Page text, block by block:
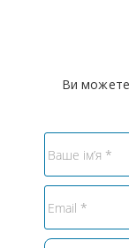
Ви